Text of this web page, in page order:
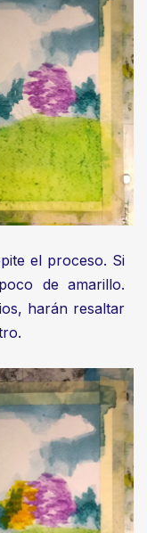
el proceso. Si
de amarillo.
harán resaltar